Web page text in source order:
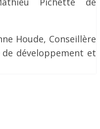
Houde, Conseillère
de développement et